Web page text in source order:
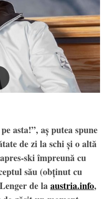
asta!”, aş putea spune
de zi la schi şi o altă
ski împreună cu
său (obţinut cu
de laaustria.info,